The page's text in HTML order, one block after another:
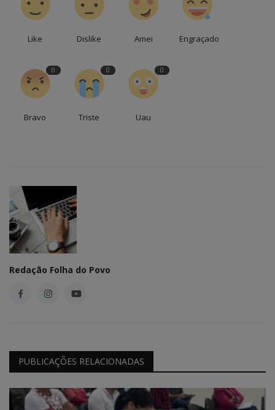
Like Dislike Amei Engraçado
0
Bravo
0
Triste
0
Uau
Redação Folha do Povo
PUBLICAÇÕES RELACIONADAS